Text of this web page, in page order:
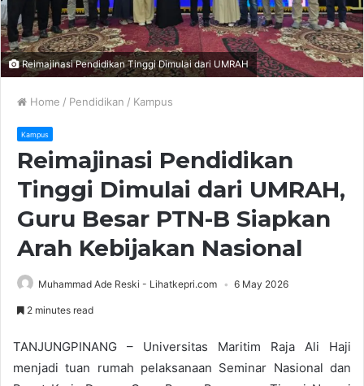
Reimajinasi Pendidikan Tinggi Dimulai dari UMRAH
Home / Pendidikan / Kampus
Kampus
Reimajinasi Pendidikan
Tinggi Dimulai dari UMRAH,
Guru Besar PTN-B Siapkan
Arah Kebijakan Nasional
Muhammad Ade Reski - Lihatkepri.com 6 May 2026
2 minutes read
TANJUNGPINANG – Universitas Maritim Raja Ali Haji
menjadi tuan rumah pelaksanaan Seminar Nasional dan